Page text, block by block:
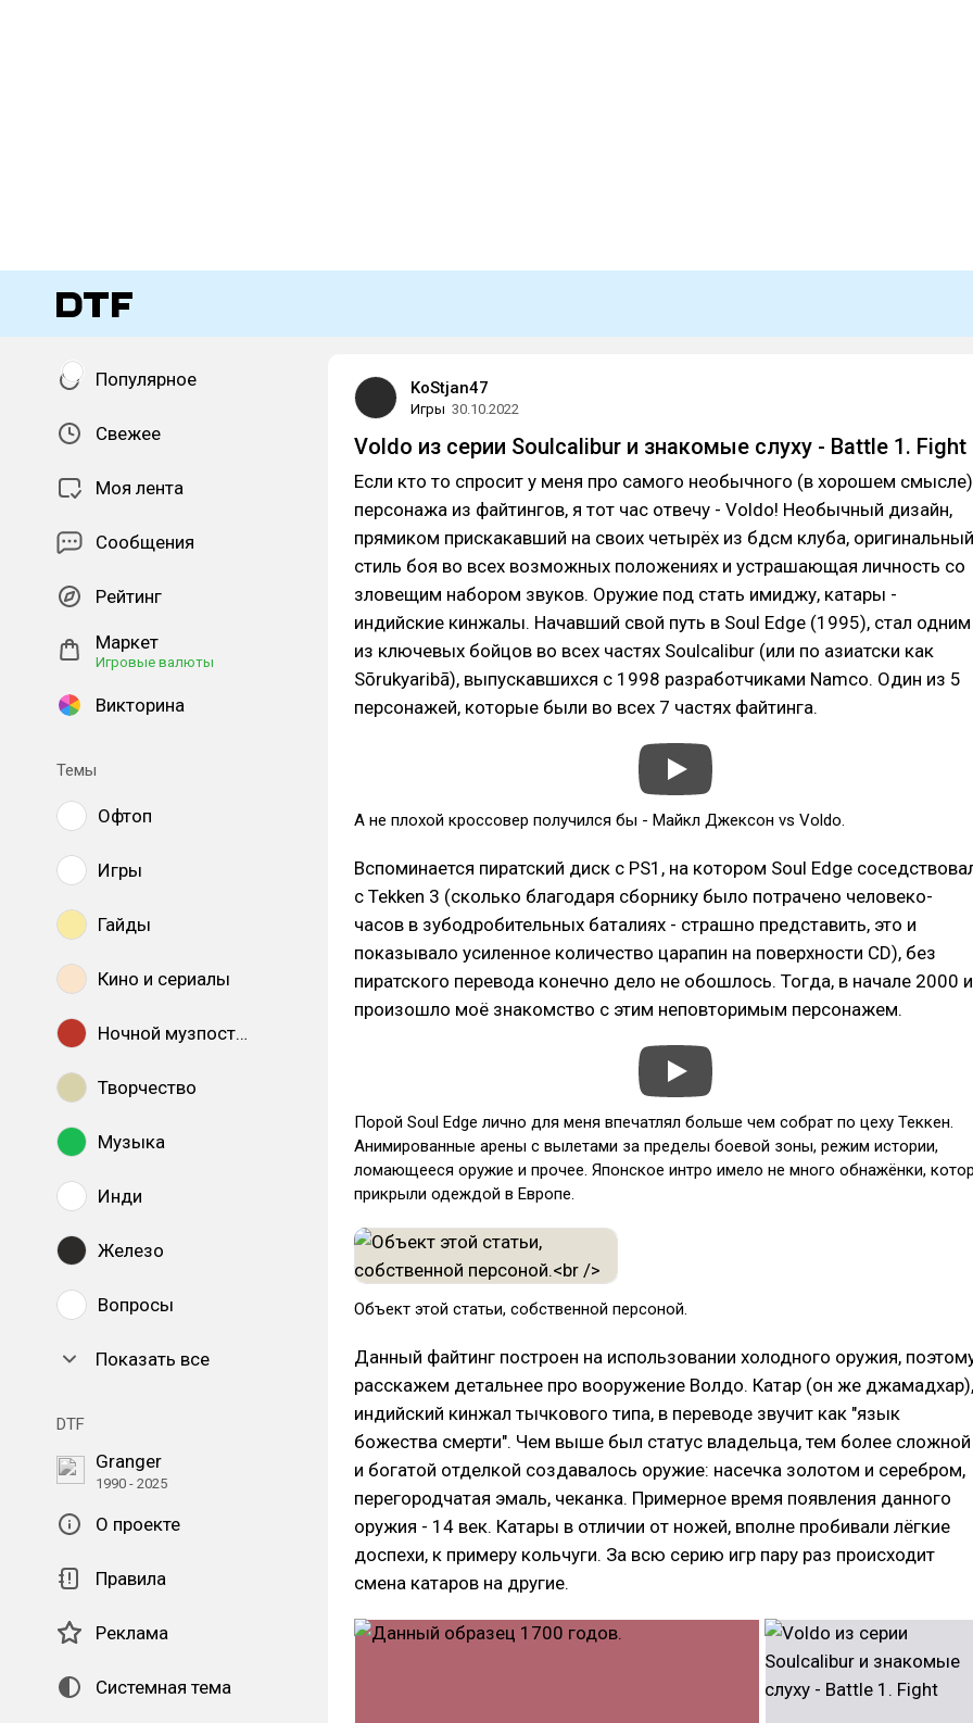
Популярное
Свежее
Моя лента
Сообщения
Рейтинг
Маркет
Игровые валюты
Викторина
Темы
Офтоп
Игры
Гайды
Кино и сериалы
Ночной музпостинг
Творчество
Музыка
Инди
Железо
Вопросы
Показать все
DTF
Granger
1990 - 2025
О проекте
Правила
Реклама
Системная тема
KoStjan47
Игры 30.10.2022
Voldo из серии Soulcalibur и знакомые слуху - Battle 1. Fight
Если кто то спросит у меня про самого необычного (в хорошем смысле)
персонажа из файтингов, я тот час отвечу - Voldo! Необычный дизайн,
прямиком прискакавший на своих четырёх из бдсм клуба, оригинальный
стиль боя во всех возможных положениях и устрашающая личность со
зловещим набором звуков. Оружие под стать имиджу, катары -
индийские кинжалы. Начавший свой путь в Soul Edge (1995), стал одним
из ключевых бойцов во всех частях Soulсalibur (или по азиатски как
Sōrukyaribā), выпускавшихся с 1998 разработчиками Namco. Один из 5
персонажей, которые были во всех 7 частях файтинга.
А не плохой кроссовер получился бы - Майкл Джексон vs Voldo.
Вспоминается пиратский диск с PS1, на котором Soul Edge
с Tekken 3 (сколько благодаря сборнику было потрачено человеко-
часов в зубодробительных баталиях - страшно представить, это и
показывало усиленное количество царапин на поверхности CD), без
пиратского перевода конечно дело не обошлось. Тогда, в начале 2000 и
произошло моё знакомство с этим неповторимым персонажем.
Порой Soul Edge лично для меня впечатлял больше чем собрат по цеху Теккен.
Анимированные арены с вылетами за пределы боевой зоны, режим истории,
ломающееся оружие и прочее. Японское интро имело не много обнажёнки,
прикрыли одеждой в Европе.
Объект этой статьи, собственной персоной.
Данный файтинг построен на использовании холодного оружия,
расскажем детальнее про вооружение Волдо. Катар (он же джамадхар),
индийский кинжал тычкового типа, в переводе звучит как "язык
божества смерти". Чем выше был статус владельца, тем более сложной
и богатой отделкой создавалось оружие: насечка золотом и серебром,
перегородчатая эмаль, чеканка. Примерное время появления данного
оружия - 14 век. Катары в отличии от ножей, вполне пробивали лёгкие
доспехи, к примеру кольчуги. За всю серию игр пару раз происходит
смена катаров на другие.